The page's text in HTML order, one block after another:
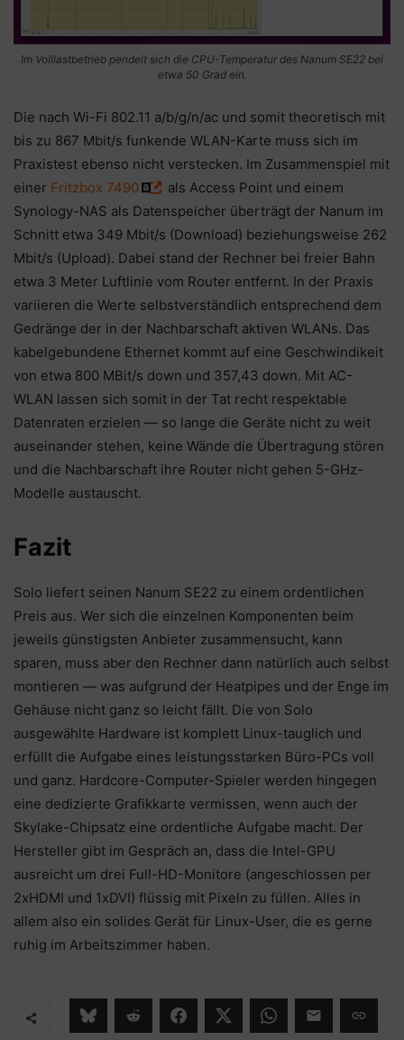
Im Volllastbetrieb pendelt sich die CPU-Temperatur des Nanum SE22 bei
etwa 50 Grad ein.
Die nach Wi-Fi 802.11 a/b/g/n/ac und somit theoretisch mit
bis zu 867 Mbit/s funkende WLAN-Karte muss sich im
Praxistest ebenso nicht verstecken. Im Zusammenspiel mit
einer Fritzbox 7490
als Access Point und einem
Synology-NAS als Datenspeicher überträgt der Nanum im
Schnitt etwa 349 Mbit/s (Download) beziehungsweise 262
Mbit/s (Upload). Dabei stand der Rechner bei freier Bahn
etwa 3 Meter Luftlinie vom Router entfernt. In der Praxis
variieren die Werte selbstverständlich entsprechend dem
Gedränge der in der Nachbarschaft aktiven WLANs. Das
kabelgebundene Ethernet kommt auf eine Geschwindikeit
von etwa 800 MBit/s down und 357,43 down. Mit AC-
WLAN lassen sich somit in der Tat recht respektable
Datenraten erzielen — so lange die Geräte nicht zu weit
auseinander stehen, keine Wände die Übertragung stören
und die Nachbarschaft ihre Router nicht gehen 5-GHz-
Modelle austauscht.
Fazit
Solo liefert seinen Nanum SE22 zu einem ordentlichen
Preis aus. Wer sich die einzelnen Komponenten beim
jeweils günstigsten Anbieter zusammensucht, kann
sparen, muss aber den Rechner dann natürlich auch selbst
montieren — was aufgrund der Heatpipes und der Enge im
Gehäuse nicht ganz so leicht fällt. Die von Solo
ausgewählte Hardware ist komplett Linux-tauglich und
erfüllt die Aufgabe eines leistungsstarken Büro-PCs voll
und ganz. Hardcore-Computer-Spieler werden hingegen
eine dedizierte Grafikkarte vermissen, wenn auch der
Skylake-Chipsatz eine ordentliche Aufgabe macht. Der
Hersteller gibt im Gespräch an, dass die Intel-GPU
ausreicht um drei Full-HD-Monitore (angeschlossen per
2xHDMI und 1xDVI) flüssig mit Pixeln zu füllen. Alles in
allem also ein solides Gerät für Linux-User, die es gerne
ruhig im Arbeitszimmer haben.